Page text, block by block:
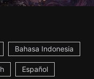
Bahasa Indonesia
Español